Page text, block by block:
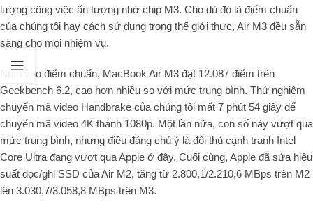
lượng công việc ấn tượng nhờ chip M3. Cho dù đó là điểm chuẩn
của chúng tôi hay cách sử dụng trong thế giới thực, Air M3 đều sẵn
sàng cho mọi nhiệm vụ.
Nhìn vào điểm chuẩn, MacBook Air M3 đạt 12.087 điểm trên
Geekbench 6.2, cao hơn nhiều so với mức trung bình. Thử nghiệm
chuyển mã video Handbrake của chúng tôi mất 7 phút 54 giây để
chuyển mã video 4K thành 1080p. Một lần nữa, con số này vượt qua
mức trung bình, nhưng điều đáng chú ý là đối thủ cạnh tranh Intel
Core Ultra đang vượt qua Apple ở đây. Cuối cùng, Apple đã sửa hiệu
suất đọc/ghi SSD của Air M2, tăng từ 2.800,1/2.210,6 MBps trên M2
lên 3.030,7/3.058,8 MBps trên M3.